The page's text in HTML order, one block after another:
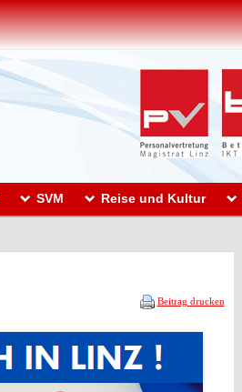
SVM Reise und Kultur
Beitrag drucken